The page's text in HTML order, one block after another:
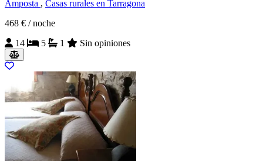
Amposta , Casas rurales en Tarragona
468 € / noche
14
5 1 Sin opiniones